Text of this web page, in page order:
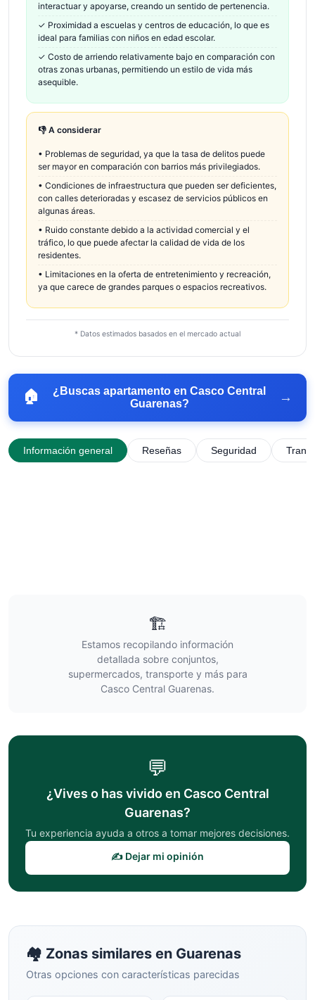
interactuar y apoyarse, creando un sentido de pertenencia.
✓ Proximidad a escuelas y centros de educación, lo que es
ideal para familias con niños en edad escolar.
✓ Costo de arriendo relativamente bajo en comparación con
otras zonas urbanas, permitiendo un estilo de vida más
asequible.
👎 A considerar
• Problemas de seguridad, ya que la tasa de delitos puede
ser mayor en comparación con barrios más privilegiados.
• Condiciones de infraestructura que pueden ser deficientes,
con calles deterioradas y escasez de servicios públicos en
algunas áreas.
• Ruido constante debido a la actividad comercial y el
tráfico, lo que puede afectar la calidad de vida de los
residentes.
• Limitaciones en la oferta de entretenimiento y recreación,
ya que carece de grandes parques o espacios recreativos.
* Datos estimados basados en el mercado actual
🏠 ¿Buscas apartamento en Casco Central
Guarenas? →
Información general Reseñas Seguridad
🏗️
Estamos recopilando información
detallada sobre conjuntos,
supermercados, transporte y más para
Casco Central Guarenas.
💬
¿Vives o has vivido en Casco Central
Guarenas?
Tu experiencia ayuda a otros a tomar mejores decisiones.
✍️ Dejar mi opinión
🏘️ Zonas similares en Guarenas
Otras opciones con características parecidas